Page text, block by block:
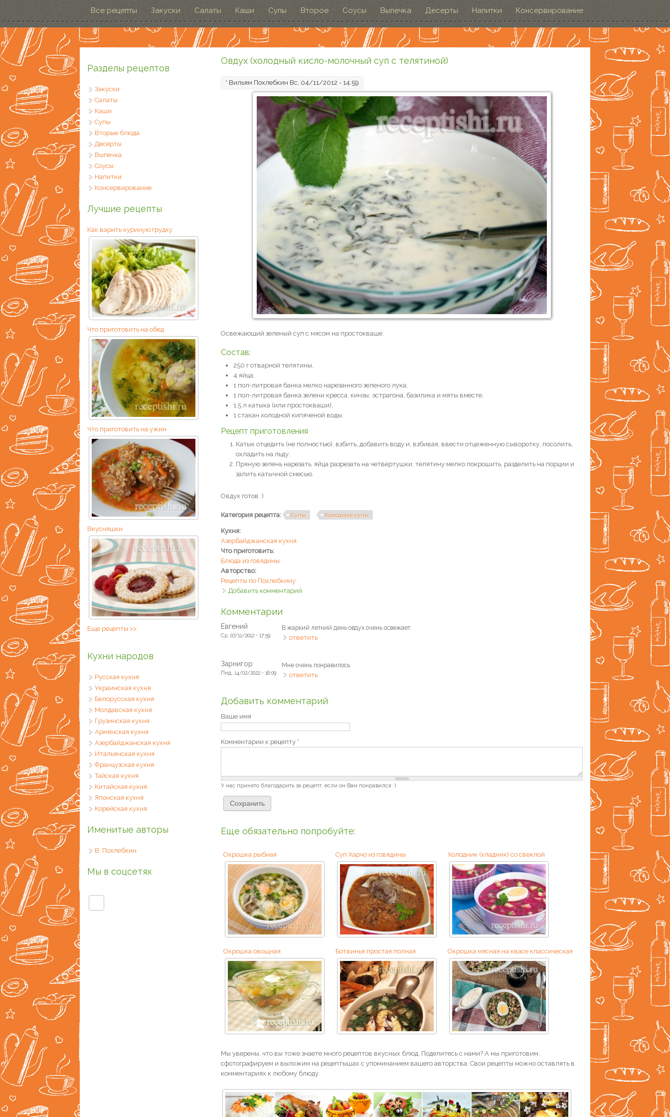
Все рецепты Закуски Салаты Каши Супы Второе Соусы Выпечка Десерты Напитки Консервирование
Овдух (холодный кисло-молочный суп с телятиной)
* Вильям Похлебкин Вс, 04/11/2012 - 14:59
Освежающий зеленый суп с мясом на простокваше.
Состав:
250 г отварной телятины,
4 яйца,
1 пол-литровая банка мелко нарезанного зеленого лука,
1 пол-литровая банка зелени кресса, кинзы, эстрагона, базилика и мяты вместе,
1,5 л катыка (или простокваши),
1 стакан холодной кипяченой воды.
Рецепт приготовления
Катык отцедить (не полностью), взбить, добавить воду и, взбивая, ввести отцеженную сыворотку, посолить,
охладить на льду.
Пряную зелень нарезать, яйца разрезать на четвертушки, телятину мелко покрошить, разделить на порции и
залить катычной смесью.
Овдух готов :)
Категория рецепта: Супы Холодные супы
Кухня:
Азербайджанская кухня
Что приготовить:
Блюда из говядины
Авторство:
Рецепты по Похлебкину
Добавить комментарий
Комментарии
Евгений
Ср, 07/11/2012 - 17:59
В жаркий летний день овдух очень освежает.
ответить
Зарнигор
Пнд, 14/02/2022 - 16:09
Мне очень понравилось.
ответить
Добавить комментарий
Ваше имя
Комментарии к рецепту *
У нас принято благодарить за рецепт, если он Вам понравился :)
Еще обязательно попробуйте:
Окрошка рыбная Суп Харчо из говядины Холодник (хладник) со свеклой
Окрошка овощная Ботвинья простая полная Окрошка мясная на квасе классическая
Мы уверены, что вы тоже знаете много рецептов вкусных блюд. Поделитесь с нами? А мы приготовим,
сфотографируем и выложим на рецептышах с упоминанием вашего авторства. Свои рецепты можно оставлять в
комментариях к любому блюду.
Разделы рецептов
Закуски
Салаты
Каши
Супы
Вторые блюда
Десерты
Выпечка
Соусы
Напитки
Консервирование
Лучшие рецепты
Как варить куриную грудку
Что приготовить на обед
Что приготовить на ужин
Вкусняшки
Еще рецепты >>
Кухни народов
Русская кухня
Украинская кухня
Белорусская кухня
Молдавская кухня
Грузинская кухня
Армянская кухня
Азербайджанская кухня
Итальянская кухня
Французская кухня
Тайская кухня
Китайская кухня
Японская кухня
Корейская кухня
Именитые авторы
В. Похлебкин
Мы в соцсетях